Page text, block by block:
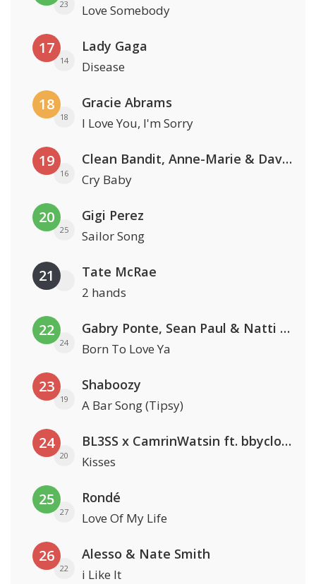
23 Love Somebody
17
14
Lady Gaga
Disease
18
18
Gracie Abrams
I Love You, I'm Sorry
19
16
Clean Bandit, Anne-Marie & David Guetta
Cry Baby
20
25
Gigi Perez
Sailor Song
21 Tate McRae
2 hands
22
24
Gabry Ponte, Sean Paul & Natti Natasha
Born To Love Ya
23
19
Shaboozy
A Bar Song (Tipsy)
24
20
BL3SS x CamrinWatsin ft. bbyclose
Kisses
25
27
Rondé
Love Of My Life
26
22
Alesso & Nate Smith
i Like It